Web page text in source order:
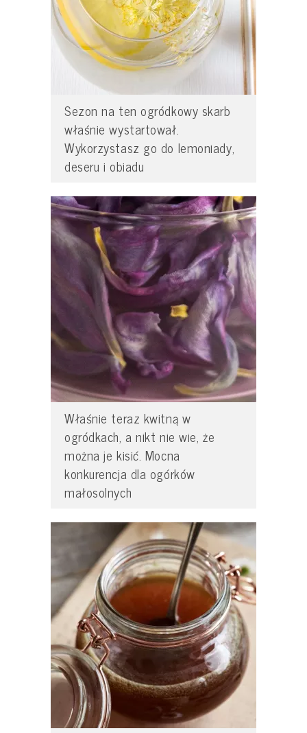
Sezon na ten ogródkowy skarb
właśnie wystartował.
Wykorzystasz go do lemoniady,
deseru i obiadu
Właśnie teraz kwitną w
ogródkach, a nikt nie wie, że
można je kisić. Mocna
konkurencja dla ogórków
małosolnych